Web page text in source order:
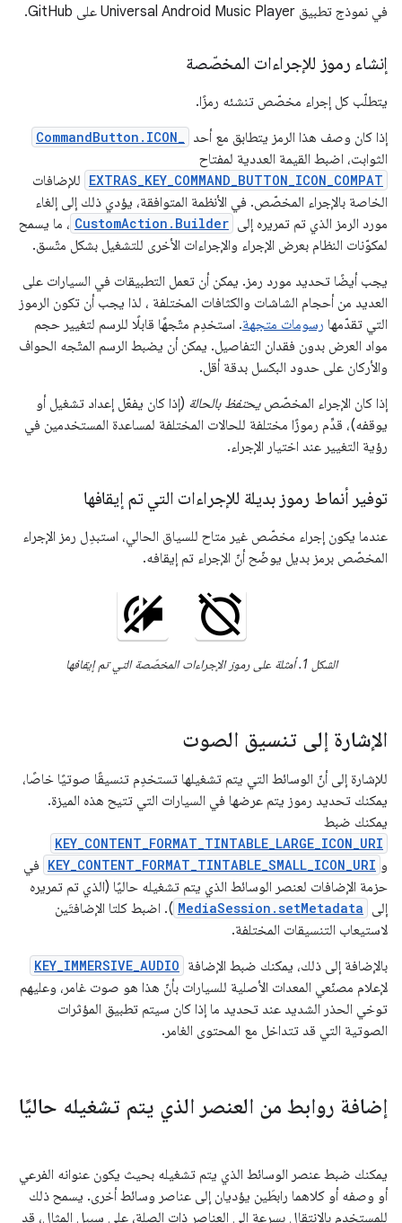
في نموذج تطبيق Universal Android Music Player على GitHub.
إنشاء رموز للإجراءات المخصّصة
يتطلّب كل إجراء مخصّص تنشئه رمزًا.
إذا كان وصف هذا الرمز يتطابق مع أحد CommandButton.ICON_
الثوابت، اضبط القيمة العددية لمفتاح
EXTRAS_KEY_COMMAND_BUTTON_ICON_COMPAT للإضافات
الخاصة بالإجراء المخصّص. في الأنظمة المتوافقة، يؤدي ذلك إلى إلغاء
مورد الرمز الذي تم تمريره إلى CustomAction.Builder ، ما يسمح
لمكوّنات النظام بعرض الإجراء والإجراءات الأخرى للتشغيل بشكل متّسق.
يجب أيضًا تحديد مورد رمز. يمكن أن تعمل التطبيقات في السيارات على
العديد من أحجام الشاشات والكثافات المختلفة ، لذا يجب أن تكون الرموز
التي تقدّمها رسومات متجهة. استخدِم متّجهًا قابلًا للرسم لتغيير حجم
مواد العرض بدون فقدان التفاصيل. يمكن أن يضبط الرسم المتّجه الحواف
والأركان على حدود البكسل بدقة أقل.
إذا كان الإجراء المخصّصيحتفظ بالحالة (إذا كان يفعّل إعداد تشغيل أو
يوقفه)، قدِّم رموزًا مختلفة للحالات المختلفة لمساعدة المستخدمين في
رؤية التغيير عند اختيار الإجراء.
توفير أنماط رموز بديلة للإجراءات التي تم إيقافها
عندما يكون إجراء مخصّص غير متاح للسياق الحالي، استبدِل رمز الإجراء
المخصّص برمز بديل يوضّح أنّ الإجراء تم إيقافه.
الشكل 1. أمثلة على رموز الإجراءات المخصّصة التي تم إيقافها
الإشارة إلى تنسيق الصوت
للإشارة إلى أنّ الوسائط التي يتم تشغيلها تستخدِم تنسيقًا صوتيًا خاصًا،
يمكنك تحديد رموز يتم عرضها في السيارات التي تتيح هذه الميزة.
يمكنك ضبط
KEY_CONTENT_FORMAT_TINTABLE_LARGE_ICON_URI
و KEY_CONTENT_FORMAT_TINTABLE_SMALL_ICON_URI في
حزمة الإضافات لعنصر الوسائط الذي يتم تشغيله حاليًا (الذي تم تمريره
إلى MediaSession.setMetadata ). اضبط كلتا الإضافتَين
لاستيعاب التنسيقات المختلفة.
بالإضافة إلى ذلك، يمكنك ضبط الإضافة KEY_IMMERSIVE_AUDIO
لإعلام مصنّعي المعدات الأصلية للسيارات بأنّ هذا هو صوت غامر، وعليهم
توخي الحذر الشديد عند تحديد ما إذا كان سيتم تطبيق المؤثرات
الصوتية التي قد تتداخل مع المحتوى الغامر.
إضافة روابط من العنصر الذي يتم تشغيله حاليًا
يمكنك ضبط عنصر الوسائط الذي يتم تشغيله بحيث يكون عنوانه الفرعي
أو وصفه أو كلاهما رابطَين يؤديان إلى عناصر وسائط أخرى. يسمح ذلك
للمستخدم بالانتقال بسرعة إلى العناصر ذات الصلة، على سبيل المثال، قد